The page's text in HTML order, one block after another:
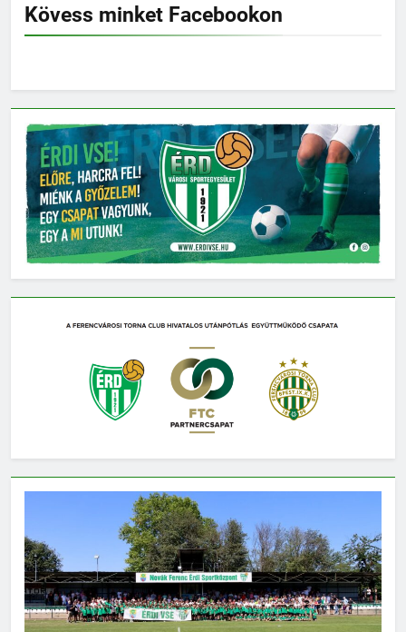
Kövess minket Facebookon